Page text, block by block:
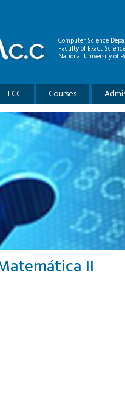
Computer Science
Faculty of Exact
National University of
LCC Courses
II